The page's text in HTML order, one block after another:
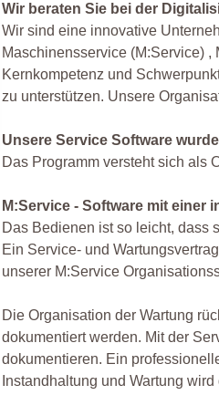
Wir beraten Sie bei der
Wir sind eine innovative
Maschinensservice (M:Service)
Kernkompetenz und
zu unterstützen. Unsere
Unsere Service Software
Das Programm versteht sich als
M:Service - Software mit einer
Das Bedienen ist so leicht, dass
Ein Service- und
unserer M:Service
Die Organisation der Wartung
dokumentiert werden. Mit der
dokumentieren. Ein
Instandhaltung und Wartung